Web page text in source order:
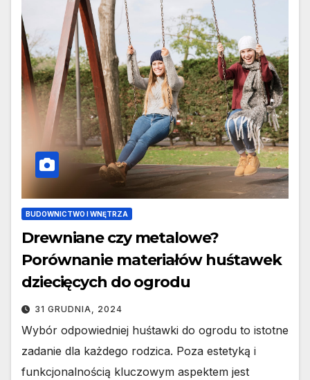
BUDOWNICTWO I WNĘTRZA
Drewniane czy metalowe?
Porównanie materiałów huśtawek
dziecięcych do ogrodu
31 GRUDNIA, 2024
Wybór odpowiedniej huśtawki do ogrodu to istotne
zadanie dla każdego rodzica. Poza estetyką i
funkcjonalnością kluczowym aspektem jest